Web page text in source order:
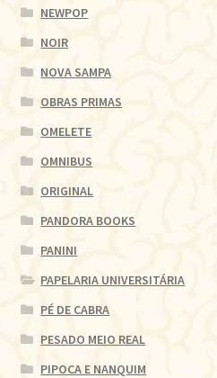
NEWPOP
NOIR
NOVA SAMPA
OBRAS PRIMAS
OMELETE
OMNIBUS
ORIGINAL
PANDORA BOOKS
PANINI
PAPELARIA UNIVERSITÁRIA
PÉ DE CABRA
PESADO MEIO REAL
PIPOCA E NANQUIM